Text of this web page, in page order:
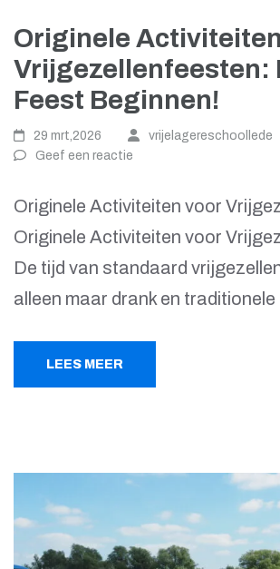
Originele
Vrijgezellenfeesten:
Feest Beginnen!
29 mrt,2026
vrijelagereschoollede
Geef een reactie
Originele Activiteiten voor
Originele Activiteiten voor
De tijd van standaard
alleen maar drank en
LEES MEER